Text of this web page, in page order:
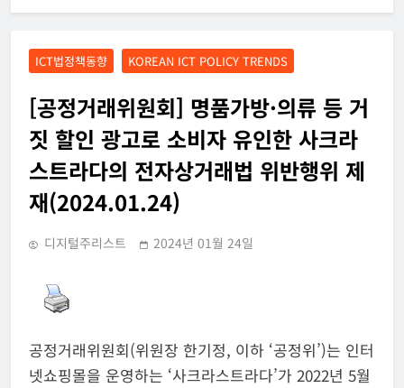
ICT법정책동향 KOREAN ICT POLICY TRENDS
[공정거래위원회] 명품가방·의류 등 거
짓 할인 광고로 소비자 유인한 사크라
스트라다의 전자상거래법 위반행위 제
재(2024.01.24)
디지털주리스트 2024년 01월 24일
공정거래위원회(위원장 한기정, 이하 ‘공정위’)는 인터
넷쇼핑몰을 운영하는 ‘사크라스트라다’가 2022년 5월